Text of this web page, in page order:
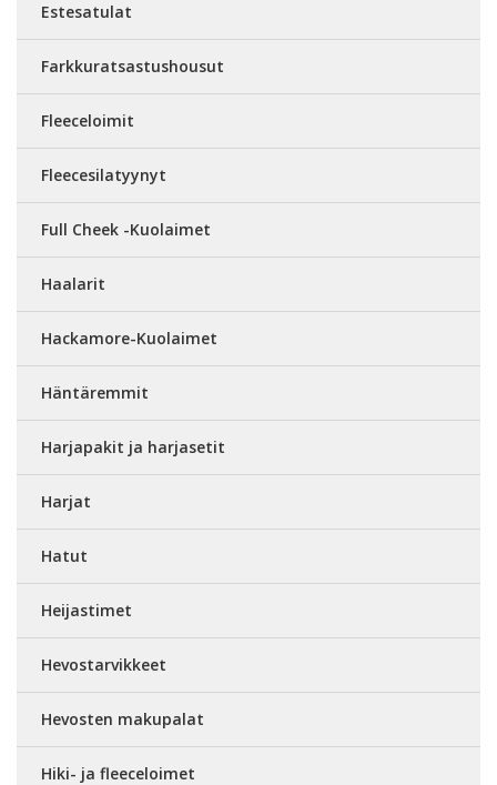
Estesatulat
Farkkuratsastushousut
Fleeceloimit
Fleecesilatyynyt
Full Cheek -Kuolaimet
Haalarit
Hackamore-Kuolaimet
Häntäremmit
Harjapakit ja harjasetit
Harjat
Hatut
Heijastimet
Hevostarvikkeet
Hevosten makupalat
Hiki- ja fleeceloimet